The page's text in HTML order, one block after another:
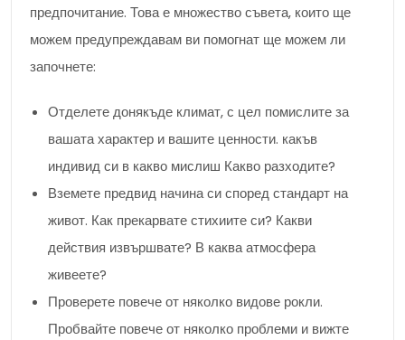
предпочитание. Това е множество съвета, които ще
можем предупреждавам ви помогнат ще можем ли
започнете:
Отделете донякъде климат, с цел помислите за
вашата характер и вашите ценности. какъв
индивид си в какво мислиш Какво разходите?
Вземете предвид начина си според стандарт на
живот. Как прекарвате стихиите си? Какви
действия извършвате? В каква атмосфера
живеете?
Проверете повече от няколко видове рокли.
Пробвайте повече от няколко проблеми и вижте